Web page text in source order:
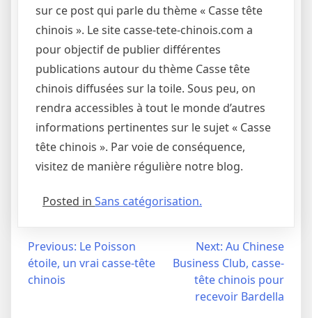
sur ce post qui parle du thème « Casse tête
chinois ». Le site casse-tete-chinois.com a
pour objectif de publier différentes
publications autour du thème Casse tête
chinois diffusées sur la toile. Sous peu, on
rendra accessibles à tout le monde d’autres
informations pertinentes sur le sujet « Casse
tête chinois ». Par voie de conséquence,
visitez de manière régulière notre blog.
Posted in Sans catégorisation.
Navigation
Previous: Le Poisson
étoile, un vrai casse-tête
chinois
Next: Au Chinese
Business Club, casse-
tête chinois pour
recevoir Bardella